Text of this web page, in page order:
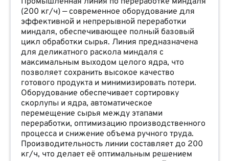
(200 кг/ч) — современное оборудование для
эффективной и непрерывной переработки
миндаля, обеспечивающее полный базовый
цикл обработки сырья. Линия предназначена
для деликатного раскола миндаля с
максимальным выходом целого ядра, что
позволяет сохранить высокое качество
готового продукта и минимизировать потери.
Оборудование обеспечивает сортировку
скорлупы и ядра, автоматическое
перемещение сырья между этапами
переработки, оптимизацию производственного
процесса и снижение объема ручного труда.
Производительность линии составляет до 200
кг/ч, что делает её оптимальным решением